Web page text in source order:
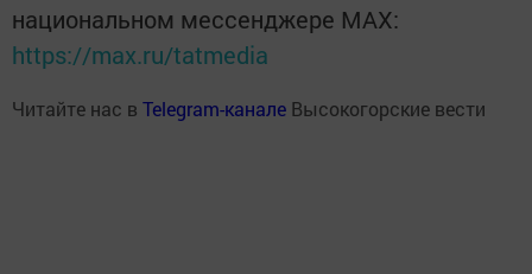
национальном мессенджере MАХ:
https://max.ru/tatmedia
Читайте нас в Telegram-канале Высокогорские вести